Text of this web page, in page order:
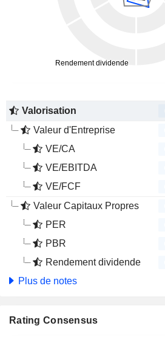
Valorisation
Valeur d'Entreprise
VE/CA
VE/EBITDA
VE/FCF
Valeur Capitaux Propres
PER
PBR
Rendement dividende
Plus de notes
Rating Consensus